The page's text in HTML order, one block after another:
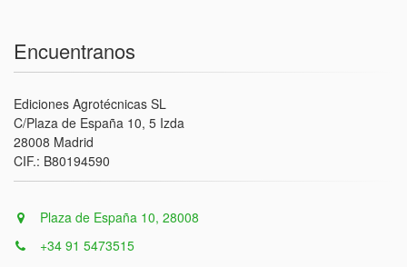
Encuentranos
Ediciones Agrotécnicas SL
C/Plaza de España 10, 5 Izda
28008 Madrid
CIF.: B80194590
Plaza de España 10, 28008
+34 91 5473515